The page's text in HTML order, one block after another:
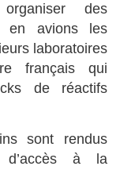
des
en avions les
laboratoires
français qui
de réactifs
sont rendus
d’accès à la